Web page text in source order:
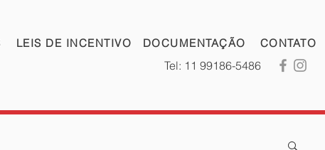
LEIS DE INCENTIVO DOCUMENTAÇÃO CONTATO
Tel: 11 99186-5486